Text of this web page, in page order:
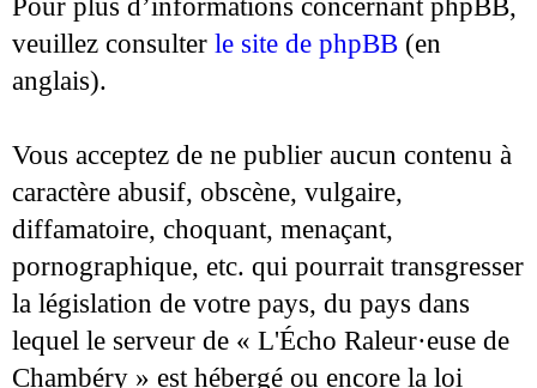
Pour plus d’informations concernant phpBB,
veuillez consulter le site de phpBB (en
anglais).
Vous acceptez de ne publier aucun contenu à
caractère abusif, obscène, vulgaire,
diffamatoire, choquant, menaçant,
pornographique, etc. qui pourrait transgresser
la législation de votre pays, du pays dans
lequel le serveur de « L'Écho Raleur·euse de
Chambéry » est hébergé ou encore la loi